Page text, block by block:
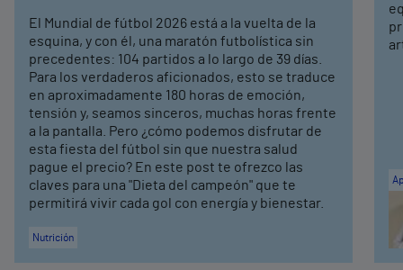
El Mundial de fútbol 2026 está a la vuelta de la
esquina, y con él, una maratón futbolística sin
precedentes: 104 partidos a lo largo de 39 días.
Para los verdaderos aficionados, esto se traduce
en aproximadamente 180 horas de emoción,
tensión y, seamos sinceros, muchas horas frente
a la pantalla. Pero ¿cómo podemos disfrutar de
esta fiesta del fútbol sin que nuestra salud
pague el precio? En este post te ofrezco las
claves para una "Dieta del campeón" que te
permitirá vivir cada gol con energía y bienestar.
Nutrición